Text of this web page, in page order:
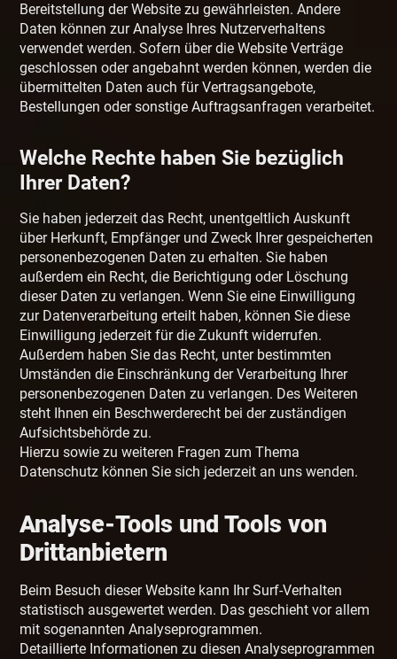
Bereitstellung der Website zu gewährleisten. Andere
Daten können zur Analyse Ihres Nutzerverhaltens
verwendet werden. Sofern über die Website Verträge
geschlossen oder angebahnt werden können, werden die
übermittelten Daten auch für Vertragsangebote,
Bestellungen oder sonstige Auftragsanfragen verarbeitet.
Welche Rechte haben Sie bezüglich
Ihrer Daten?
Sie haben jederzeit das Recht, unentgeltlich Auskunft
über Herkunft, Empfänger und Zweck Ihrer gespeicherten
personenbezogenen Daten zu erhalten. Sie haben
außerdem ein Recht, die Berichtigung oder Löschung
dieser Daten zu verlangen. Wenn Sie eine Einwilligung
zur Datenverarbeitung erteilt haben, können Sie diese
Einwilligung jederzeit für die Zukunft widerrufen.
Außerdem haben Sie das Recht, unter bestimmten
Umständen die Einschränkung der Verarbeitung Ihrer
personenbezogenen Daten zu verlangen. Des Weiteren
steht Ihnen ein Beschwerderecht bei der zuständigen
Aufsichtsbehörde zu.
Hierzu sowie zu weiteren Fragen zum Thema
Datenschutz können Sie sich jederzeit an uns wenden.
Analyse-Tools und Tools von
Dritt­anbietern
Beim Besuch dieser Website kann Ihr Surf-Verhalten
statistisch ausgewertet werden. Das geschieht vor allem
mit sogenannten Analyseprogrammen.
Detaillierte Informationen zu diesen Analyseprogrammen